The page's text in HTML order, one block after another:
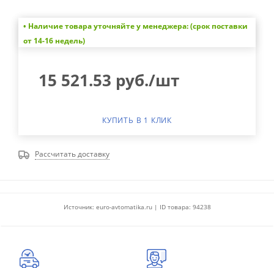
• Наличие товара уточняйте у менеджера: (срок поставки
от 14-16 недель)
15 521.53 руб./шт
КУПИТЬ В 1 КЛИК
Рассчитать доставку
Источник: euro-avtomatika.ru | ID товара: 94238